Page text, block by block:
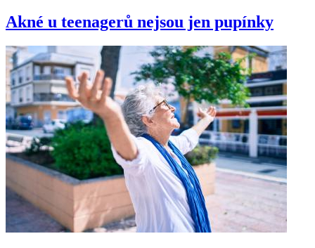
Akné u teenagerů nejsou jen pupínky